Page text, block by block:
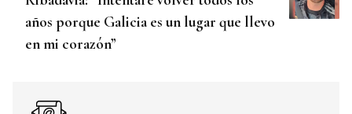
años porque Galicia es un lugar que llevo
en mi corazón”